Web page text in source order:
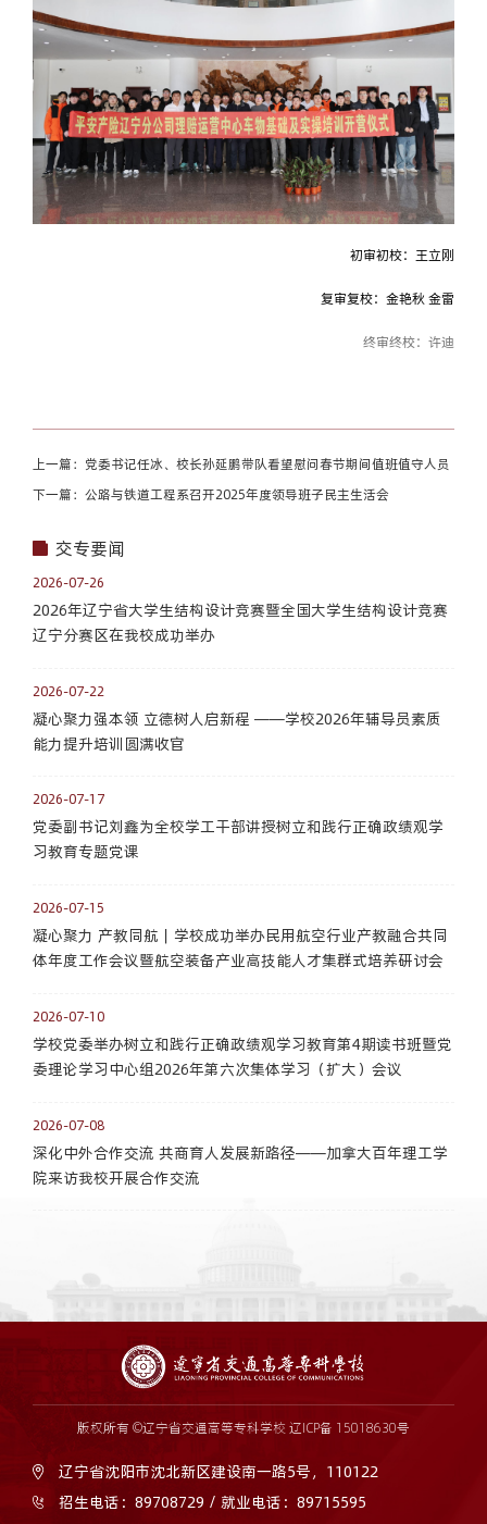
初审初校：王立刚
复审复校：金艳秋 金雷
终审终校：许迪
上一篇：党委书记任冰、校长孙延鹏带队看望慰问春节期间值班值守人员
下一篇：公路与铁道工程系召开2025年度领导班子民主生活会
交专要闻
2026-07-26
2026年辽宁省大学生结构设计竞赛暨全国大学生结构设计竞赛
辽宁分赛区在我校成功举办
2026-07-22
凝心聚力强本领 立德树人启新程 ——学校2026年辅导员素质
能力提升培训圆满收官
2026-07-17
党委副书记刘鑫为全校学工干部讲授树立和践行正确政绩观学
习教育专题党课
2026-07-15
凝心聚力 产教同航｜学校成功举办民用航空行业产教融合共同
体年度工作会议暨航空装备产业高技能人才集群式培养研讨会
2026-07-10
学校党委举办树立和践行正确政绩观学习教育第4期读书班暨党
委理论学习中心组2026年第六次集体学习（扩大）会议
2026-07-08
深化中外合作交流 共商育人发展新路径——加拿大百年理工学
院来访我校开展合作交流
版权所有 ©辽宁省交通高等专科学校 辽ICP备 15018630号
辽宁省沈阳市沈北新区建设南一路5号，110122
招生电话：89708729 / 就业电话：89715595